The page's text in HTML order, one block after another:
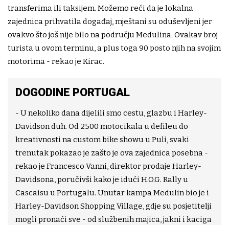
transferima ili taksijem. Možemo reći da je lokalna
zajednica prihvatila događaj, mještani su oduševljeni jer
ovakvo što još nije bilo na području Medulina. Ovakav broj
turista u ovom terminu, a plus toga 90 posto njih na svojim
motorima - rekao je Kirac.
DOGODINE PORTUGAL
- U nekoliko dana dijelili smo cestu, glazbu i Harley-
Davidson duh. Od 2500 motocikala u defileu do
kreativnosti na custom bike showu u Puli, svaki
trenutak pokazao je zašto je ova zajednica posebna -
rekao je Francesco Vanni, direktor prodaje Harley-
Davidsona, poručivši kako je idući H.O.G. Rally u
Cascaisu u Portugalu. Unutar kampa Medulin bio je i
Harley-Davidson Shopping Village, gdje su posjetitelji
mogli pronaći sve - od službenih majica, jakni i kaciga